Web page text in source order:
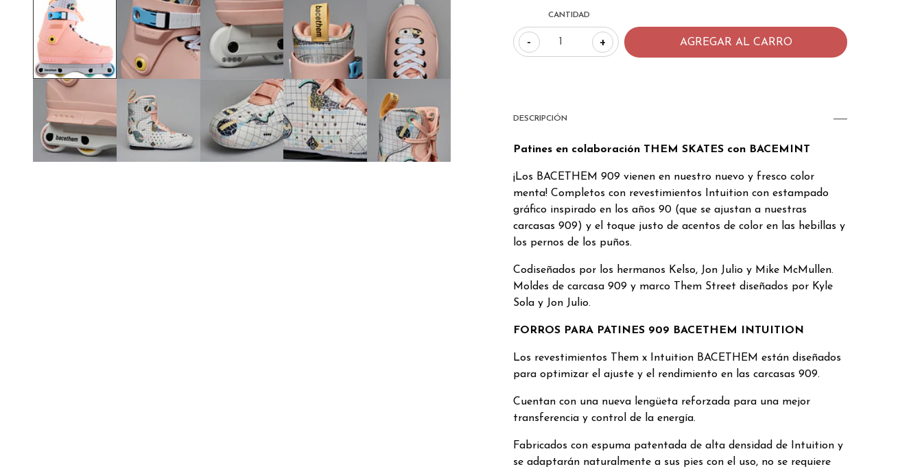
CANTIDAD
- +
DESCRIPCIÓN
Patines en colaboración THEM SKATES con BACEMINT
¡Los BACETHEM 909 vienen en nuestro nuevo y fresco color
menta! Completos con revestimientos Intuition con estampado
gráfico inspirado en los años 90 (que se ajustan a nuestras
carcasas 909) y el toque justo de acentos de color en las hebillas y
los pernos de los puños.
Codiseñados por los hermanos Kelso, Jon Julio y Mike McMullen.
Moldes de carcasa 909 y marco Them Street diseñados por Kyle
Sola y Jon Julio.
FORROS PARA PATINES 909 BACETHEM INTUITION
Los revestimientos Them x Intuition BACETHEM están diseñados
para optimizar el ajuste y el rendimiento en las carcasas 909.
Cuentan con una nueva lengüeta reforzada para una mejor
transferencia y control de la energía.
Fabricados con espuma patentada de alta densidad de Intuition y
se adaptarán naturalmente a sus pies con el uso, no se requiere